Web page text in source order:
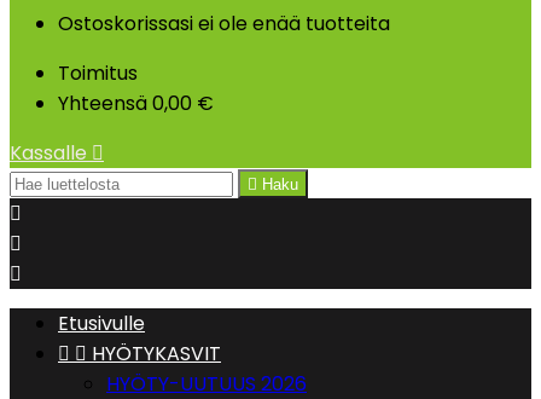
Ostoskorissasi ei ole enää tuotteita
Toimitus
Yhteensä0,00 €
Kassalle 
 Haku



Etusivulle
  HYÖTYKASVIT
HYÖTY-UUTUUS 2026